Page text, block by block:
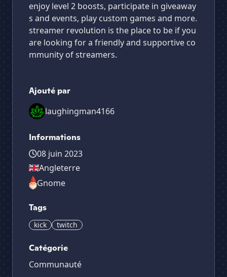
enjoy level 2 boosts, participate in giveaway
s and events, play custom games and more.
streamer revolution is the place to be if you
are looking for a friendly and supportive co
mmunity of streamers.
Ajouté par
laughingman4166
Informations
08 juin 2023
Angleterre
Gnome
Tags
kick twitch
Catégorie
Communauté